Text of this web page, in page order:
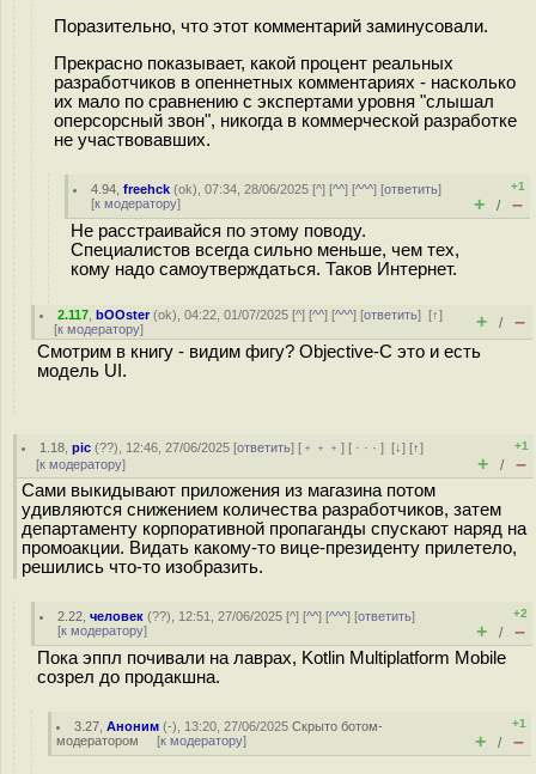
Поразительно, что этот комментарий заминусовали.
Прекрасно показывает, какой процент реальных
разработчиков в опеннетных комментариях - насколько
их мало по сравнению с экспертами уровня "слышал
оперсорсный звон", никогда в коммерческой разработке
не участвовавших.
4.94 ,freehck (ok), 07:34, 28/06/2025 [^] [^^] [^^^] [ответить]
[к модератору]
+1
+ / –
Не расстраивайся по этому поводу.
Специалистов всегда сильно меньше, чем тех,
кому надо самоутверждаться. Таков Интернет.
2.117 ,bOOster(ok), 04:22, 01/07/2025 [^] [^^] [^^^] [ответить][↑]
[к модератору] + / –
Смотрим в книгу - видим фигу? Objective-C это и есть
модель UI.
1.18 ,pic (??), 12:46, 27/06/2025 [ответить] [ ﹢﹢﹢] [ · · ·][↓] [↑]
[к модератору]
+1
+ / –
Сами выкидывают приложения из магазина потом
удивляются снижением количества разработчиков, затем
департаменту корпоративной пропаганды спускают наряд на
промоакции. Видать какому-то вице-президенту прилетело,
решились что-то изобразить.
2.22 ,человек (??), 12:51, 27/06/2025 [^] [^^] [^^^] [ответить]
[к модератору]
+2
+ / –
Пока эппл почивали на лаврах, Kotlin Multiplatform Mobile
созрел до продакшна.
3.27 ,Аноним (-), 13:20, 27/06/2025Скрыто ботом-
модератором [к модератору]
+1
+ / –